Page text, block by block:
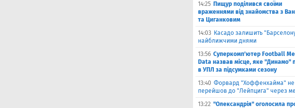
14:25 Пищур поділився своїми
враженнями від знайомства з
та Циганковим
14:03 Касадо залишить
найближчими днями
13:56 Суперкомп'ютер Football
Data назвав місце, яке "Динамо"
в УПЛ за підсумками сезону
13:40 Форвард "Хоффенхайма" не
перейшов до "Лейпцига" через
13:22 "Олександрія" оголосила